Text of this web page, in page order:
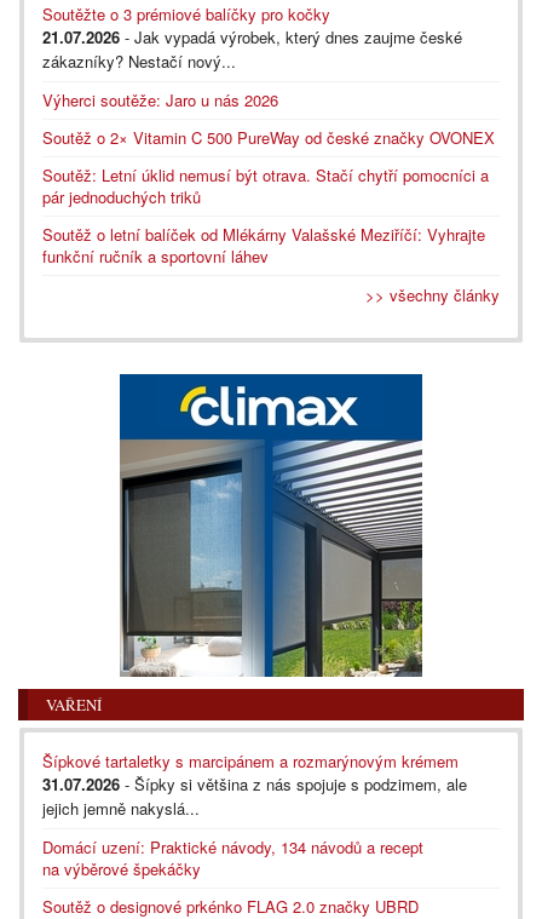
Soutěžte o 3 prémiové balíčky pro kočky
21.07.2026 - Jak vypadá výrobek, který dnes zaujme české
zákazníky? Nestačí nový...
Výherci soutěže: Jaro u nás 2026
Soutěž o 2× Vitamin C 500 PureWay od české značky OVONEX
Soutěž: Letní úklid nemusí být otrava. Stačí chytří pomocníci a
pár jednoduchých triků
Soutěž o letní balíček od Mlékárny Valašské Meziříčí: Vyhrajte
funkční ručník a sportovní láhev
>> všechny články
VAŘENÍ
Šípkové tartaletky s marcipánem a rozmarýnovým krémem
31.07.2026 - Šípky si většina z nás spojuje s podzimem, ale
jejich jemně nakyslá...
Domácí uzení: Praktické návody, 134 návodů a recept
na výběrové špekáčky
Soutěž o designové prkénko FLAG 2.0 značky UBRD